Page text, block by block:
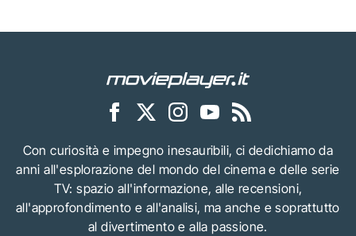
Con curiosità e impegno inesauribili, ci dedichiamo da
anni all'esplorazione del mondo del cinema e delle serie
TV: spazio all'informazione, alle recensioni,
all'approfondimento e all'analisi, ma anche e soprattutto
al divertimento e alla passione.